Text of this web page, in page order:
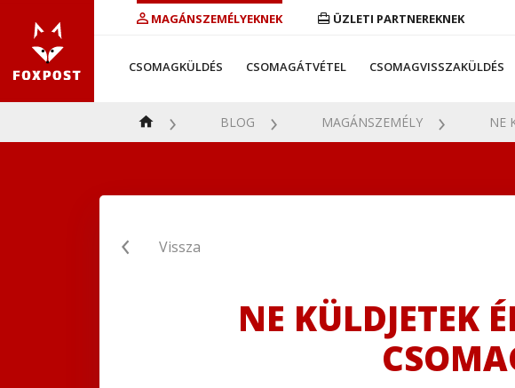
MAGÁNSZEMÉLYEKNEK ÜZLETI PARTNEREKNEK
CSOMAGKÜLDÉS CSOMAGÁTVÉTEL CSOMAGVISSZAKÜLDÉS
BLOG MAGÁNSZEMÉLY NE
Vissza
NE KÜLDJETEK